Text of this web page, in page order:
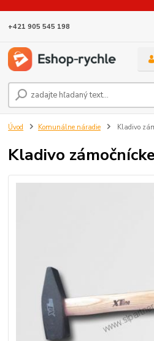
+421 905 545 198
Úvod Komunálne náradie Kladivo
Kladivo